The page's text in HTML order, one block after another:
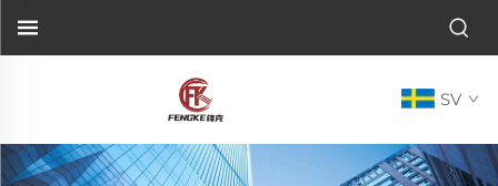
SV